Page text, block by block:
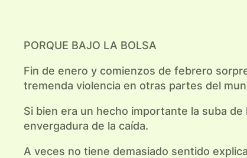
PORQUE BAJO LA BOLSA
Fin de enero y comienzos de febrero
tremenda violencia en otras partes del
Si bien era un hecho importante la suba
envergadura de la caída.
A veces no tiene demasiado sentido